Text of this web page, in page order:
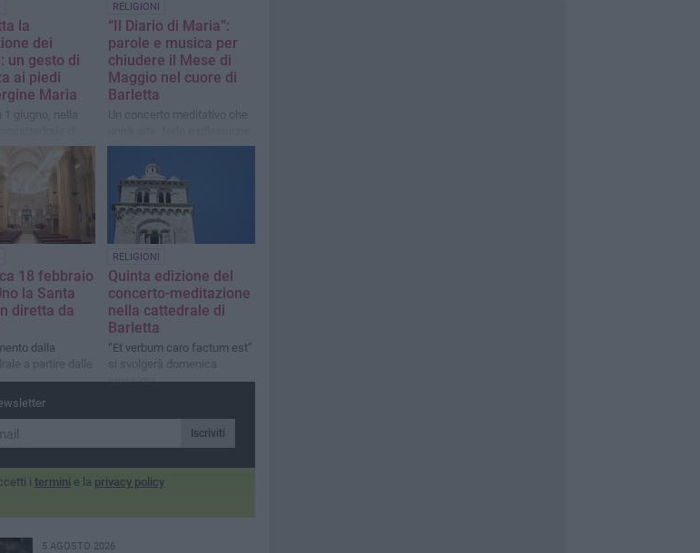
la
dei
un gesto di
ai piedi
Maria
1 giugno, nella
Maggiore, ci
per
RELIGIONI
“Il Diario di Maria”:
parole e musica per
chiudere il Mese di
Maggio nel cuore di
Barletta
Un concerto meditativo che
18 febbraio
la Santa
diretta da
dalla
a partire dalle
RELIGIONI
Quinta edizione del
concerto-meditazione
nella cattedrale di
Barletta
“Et verbum caro factum est”
si svolgerà domenica
prossima
Iscriviti
i termini e la privacy policy
5 AGOSTO 2026